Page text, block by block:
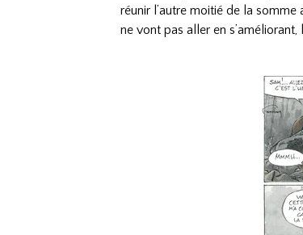
réunir l’autre moitié de la somme
ne vont pas aller en s’améliorant,